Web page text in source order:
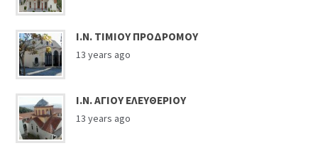
Ι.Ν. ΤΙΜΙΟΥ ΠΡΟΔΡΟΜΟΥ
13 years ago
Ι.Ν. ΑΓΙΟΥ ΕΛΕΥΘΕΡΙΟΥ
13 years ago